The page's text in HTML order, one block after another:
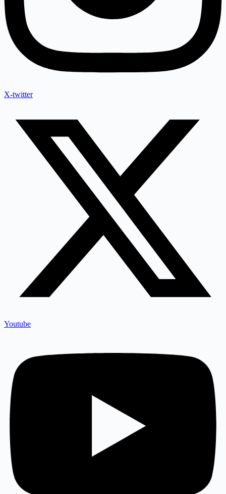
X-twitter
Youtube